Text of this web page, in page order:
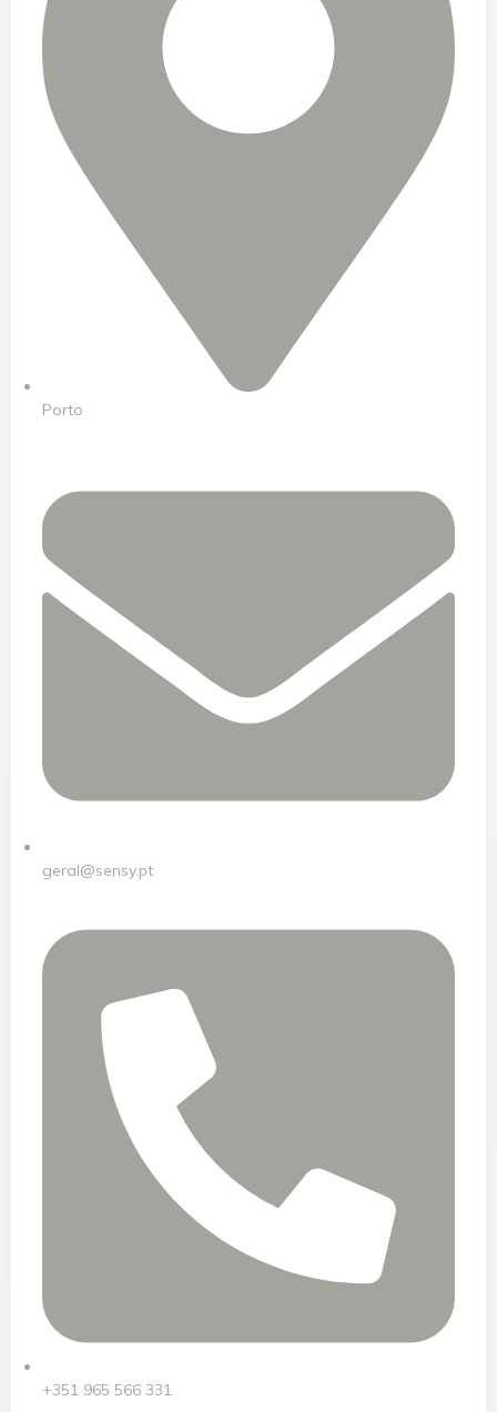
Porto
geral@sensy.pt
+351 965 566 331